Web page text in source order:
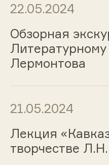
22.05.2024
Обзорная
Лермонтова
21.05.2024
Лекция
творчестве